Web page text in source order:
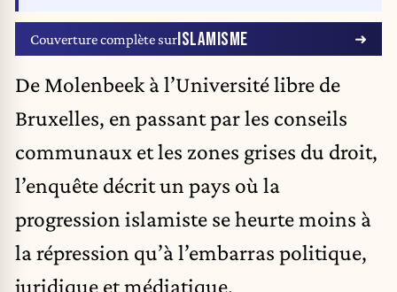
Couverture complète surISLAMISME
De Molenbeek à l’Université libre de
Bruxelles, en passant par les conseils
communaux et les zones grises du droit,
l’enquête décrit un pays où la
progression islamiste se heurte moins à
la répression qu’à l’embarras politique,
juridique et médiatique.